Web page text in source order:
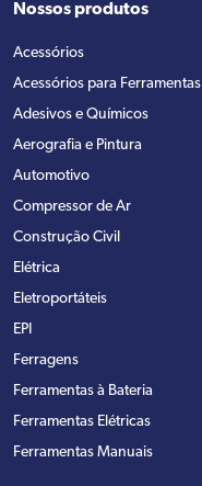
Nossos produtos
Acessórios
Acessórios para Ferramentas
Adesivos e Químicos
Aerografia e Pintura
Automotivo
Compressor de Ar
Construção Civil
Elétrica
Eletroportáteis
EPI
Ferragens
Ferramentas à Bateria
Ferramentas Elétricas
Ferramentas Manuais